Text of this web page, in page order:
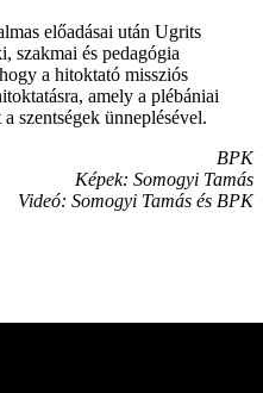
előadásai után Ugrits
szakmai és pedagógia
a hitoktató missziós
amely a plébániai
szentségek ünneplésével.
BPK
Képek: Somogyi Tamás
Videó: Somogyi Tamás és BPK